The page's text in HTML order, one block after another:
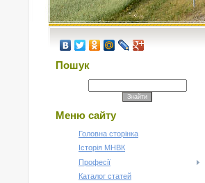
Пошук
Меню сайту
Головна сторінка
Історія МНВК
Професії
Каталог статей